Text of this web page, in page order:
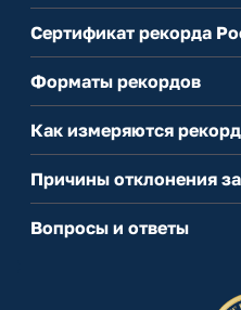
Сертификат рекорда
Форматы рекордов
Как измеряются
Причины отклонения
Вопросы и ответы